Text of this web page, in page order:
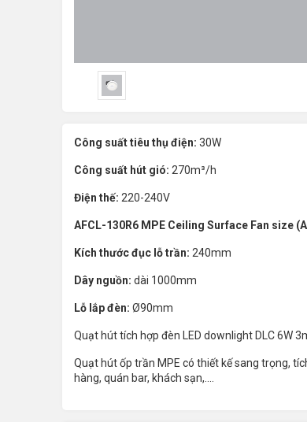
Công suất tiêu thụ điện: 30W
Công suất hút gió: 270m³/h
Điện thế: 220-240V
AFCL-130R6 MPE Ceiling Surface Fan size
Kích thước đục lỗ trần: 240mm
Dây nguồn: dài 1000mm
Lỗ lắp đèn: Ø90mm
Quạt hút tích hợp đèn LED downlight DLC 6W
Quạt hút ốp trần MPE có thiết kế sang trọng,
hàng, quán bar, khách sạn,....